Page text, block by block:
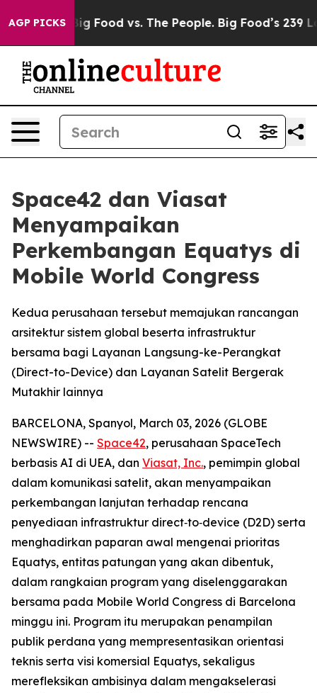
AGP PICKS
Big Food vs. The People. Big Food’s 239 Lawsuits
Space42 dan Viasat
Menyampaikan
Perkembangan Equatys di
Mobile World Congress
Kedua perusahaan tersebut memajukan rancangan
arsitektur sistem global beserta infrastruktur
bersama bagi Layanan Langsung-ke-Perangkat
(Direct-to-Device) dan Layanan Satelit Bergerak
Mutakhir lainnya
BARCELONA, Spanyol, March 03, 2026 (GLOBE
NEWSWIRE) -- Space42, perusahaan SpaceTech
berbasis AI di UEA, dan Viasat, Inc., pemimpin global
dalam komunikasi satelit, akan menyampaikan
perkembangan lanjutan terhadap rencana
penyediaan infrastruktur direct‑to‑device (D2D) serta
menghadirkan paparan awal mengenai prioritas
Equatys, entitas patungan yang akan dibentuk,
dalam rangkaian program yang diselenggarakan
bersama pada Mobile World Congress di Barcelona
minggu ini. Program itu merupakan penampilan
publik perdana yang mempresentasikan orientasi
teknis serta visi komersial Equatys, sekaligus
merefleksikan ambisinya dalam mengakselerasi